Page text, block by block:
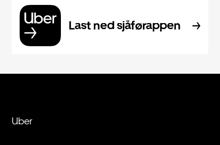
Last ned sjåførappen
Uber